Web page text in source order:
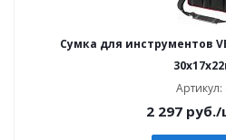
Сумка для инструментов
Артикул:
2 297руб./